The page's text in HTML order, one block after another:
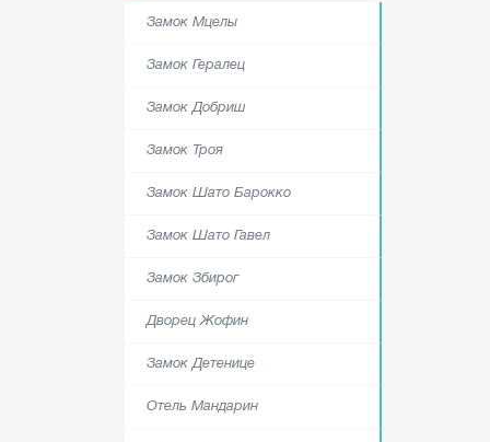
Замок Мцелы
Замок Гералец
Замок Добриш
Замок Троя
Замок Шато Барокко
Замок Шато Гавел
Замок Збирог
Дворец Жофин
Замок Детенице
Отель Мандарин